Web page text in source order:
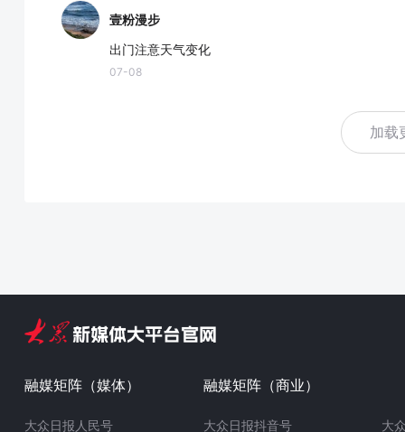
壹粉漫步
出门注意天气变化
07-08
加载
融媒矩阵（媒体）
大众日报人民号
融媒矩阵（商业）
大众日报抖音号 大